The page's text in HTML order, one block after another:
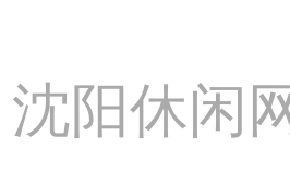
沈阳休闲